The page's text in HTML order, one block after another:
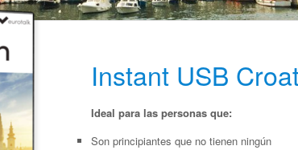
Instant USB
Ideal para las personas que:
Son principiantes que no tienen ningún